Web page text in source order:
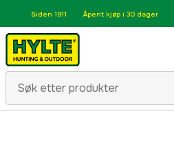
Siden 1911 Åpent kjøp i 30 dager